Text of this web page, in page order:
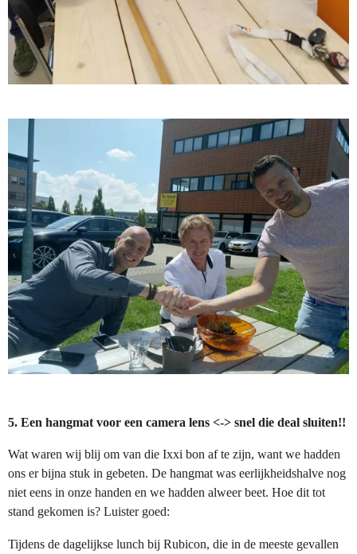
5. Een hangmat voor een camera lens <-> snel die deal sluiten!!
Wat waren wij blij om van die Ixxi bon af te zijn, want we hadden
ons er bijna stuk in gebeten. De hangmat was eerlijkheidshalve nog
niet eens in onze handen en we hadden alweer beet. Hoe dit tot
stand gekomen is? Luister goed:
Tijdens de dagelijkse lunch bij Rubicon, die in de meeste gevallen